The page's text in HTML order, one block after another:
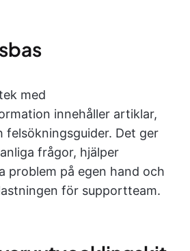
med
innehåller artiklar,
felsökningsguider. Det ger
frågor, hjälper
problem på egen hand och
för supportteam.